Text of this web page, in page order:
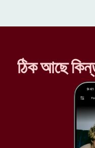
ঠিক আছে